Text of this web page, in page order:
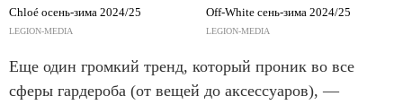
Chloé осень-зима 2024/25
LEGION-MEDIA
Off-White сень-зима 2024/25
LEGION-MEDIA
Еще один громкий тренд, который проник во все
сферы гардероба (от вещей до аксессуаров), —